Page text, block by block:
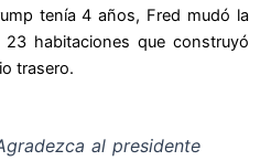
tenía 4 años, Fred mudó la
habitaciones que construyó
trasero.
al presidente